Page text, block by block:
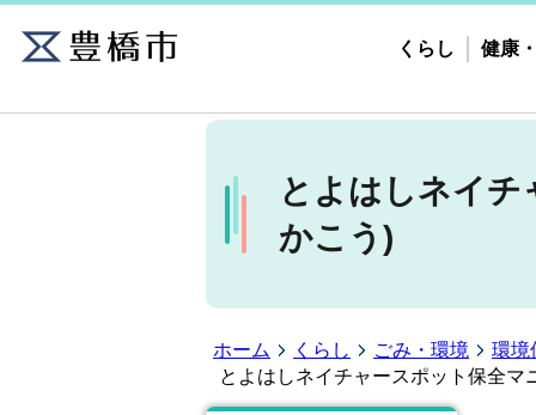
くらし 健康
とよはしネイ
かこう)
ホーム くらし ごみ・環境
環境
とよはしネイチャースポット保全